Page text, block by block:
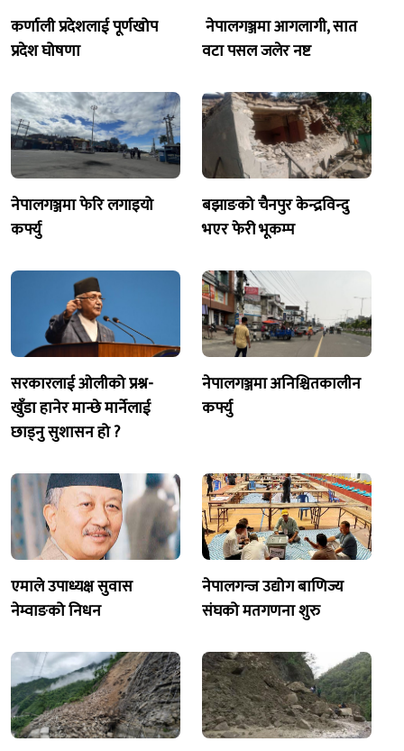
कर्णाली प्रदेशलाई पूर्णखोप
प्रदेश घोषणा
नेपालगञ्जमा आगलागी, सात
वटा पसल जलेर नष्ट
नेपालगञ्जमा फेरि लगाइयो
कर्फ्यु
बझाङको चैनपुर केन्द्रविन्दु
भएर फेरी भूकम्प
सरकारलाई ओलीको प्रश्न-
खुँडा हानेर मान्छे मार्नेलाई
छाड्नु सुशासन हो ?
नेपालगञ्जमा अनिश्चितकालीन
कर्फ्यु
एमाले उपाध्यक्ष सुवास
नेम्वाङको निधन
नेपालगन्ज उद्योग बाणिज्य
संघको मतगणना शुरु